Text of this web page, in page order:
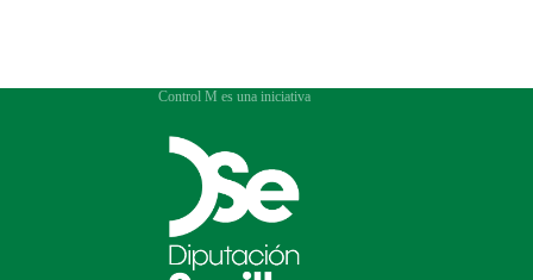
Control M es una iniciativa